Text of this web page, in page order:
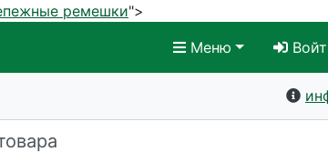
ремешки">
Меню